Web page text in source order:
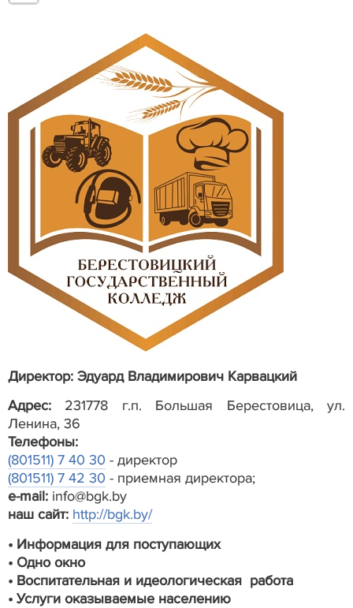
Директор: Эдуард Владимирович Карвацкий
Адрес: 231778 г.п. Большая Берестовица, ул.
Ленина, 36
Телефоны:
(801511) 7 40 30 - директор
(801511) 7 42 30 - приемная директора;
е-mail: info@bgk.by
наш сайт: http://bgk.by/
• Информация для поступающих
• Одно окно
• Воспитательная и идеологическая работа
• Услуги оказываемые населению